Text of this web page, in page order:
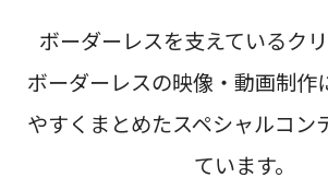
ボーダーレスを支えているクリ
ボーダーレスの映像・動画制作
やすくまとめたスペシャルコン
ています。